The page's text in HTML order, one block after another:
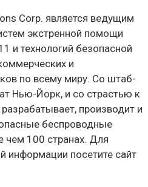
Corp. является ведущим
экстренной помощи
и технологий безопасной
и
по всему миру. Со штаб-
Нью-Йорк, и со страстью к
производит и
беспроводные
чем 100 странах. Для
информации посетите сайт